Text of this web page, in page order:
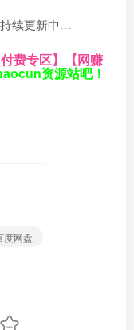
续更新中…
付费专区】 【网赚
资源站吧！
度网盘